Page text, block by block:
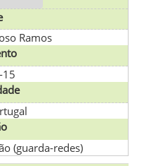
Ramos
15
(guarda-redes)